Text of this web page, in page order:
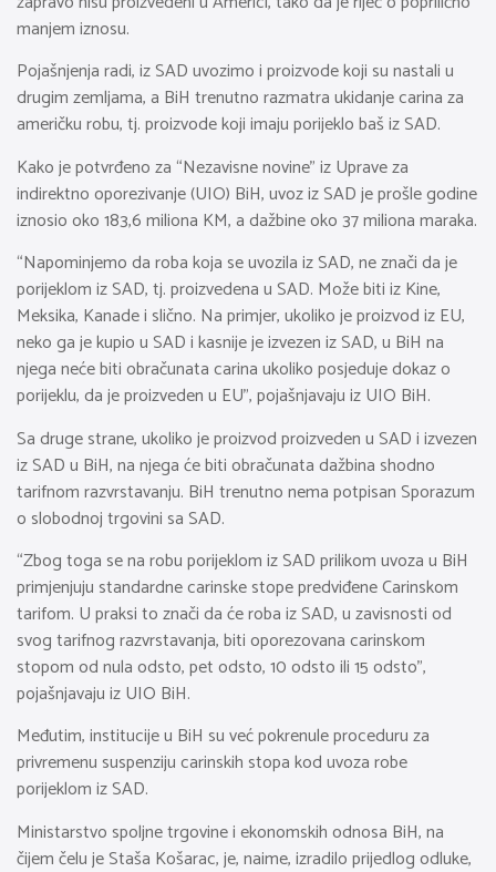
manjem iznosu.
Pojašnjenja radi, iz SAD uvozimo i proizvode koji su nastali u
drugim zemljama, a BiH trenutno razmatra ukidanje carina za
američku robu, tj. proizvode koji imaju porijeklo baš iz SAD.
Kako je potvrđeno za “Nezavisne novine” iz Uprave za
indirektno oporezivanje (UIO) BiH, uvoz iz SAD je prošle godine
iznosio oko 183,6 miliona KM, a dažbine oko 37 miliona maraka.
“Napominjemo da roba koja se uvozila iz SAD, ne znači da je
porijeklom iz SAD, tj. proizvedena u SAD. Može biti iz Kine,
Meksika, Kanade i slično. Na primjer, ukoliko je proizvod iz EU,
neko ga je kupio u SAD i kasnije je izvezen iz SAD, u BiH na
njega neće biti obračunata carina ukoliko posjeduje dokaz o
porijeklu, da je proizveden u EU”, pojašnjavaju iz UIO BiH.
Sa druge strane, ukoliko je proizvod proizveden u SAD i izvezen
iz SAD u BiH, na njega će biti obračunata dažbina shodno
tarifnom razvrstavanju. BiH trenutno nema potpisan Sporazum
o slobodnoj trgovini sa SAD.
“Zbog toga se na robu porijeklom iz SAD prilikom uvoza u BiH
primjenjuju standardne carinske stope predviđene Carinskom
tarifom. U praksi to znači da će roba iz SAD, u zavisnosti od
svog tarifnog razvrstavanja, biti oporezovana carinskom
stopom od nula odsto, pet odsto, 10 odsto ili 15 odsto”,
pojašnjavaju iz UIO BiH.
Međutim, institucije u BiH su već pokrenule proceduru za
privremenu suspenziju carinskih stopa kod uvoza robe
porijeklom iz SAD.
Ministarstvo spoljne trgovine i ekonomskih odnosa BiH, na
čijem čelu je Staša Košarac, je, naime, izradilo prijedlog odluke,